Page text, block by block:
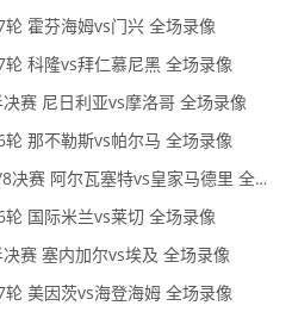
霍芬海姆vs门兴 全场录像
科隆vs拜仁慕尼黑 全场录像
赛 尼日利亚vs摩洛哥 全场录像
那不勒斯vs帕尔马 全场录像
2026年01月15日 国王杯1/8决赛 阿尔瓦塞特vs皇家马德里 全场录像
国际米兰vs莱切 全场录像
赛 塞内加尔vs埃及 全场录像
美因茨vs海登海姆 全场录像